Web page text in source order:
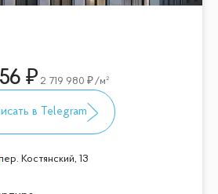
2 719 980 /м²
Костянский, 13